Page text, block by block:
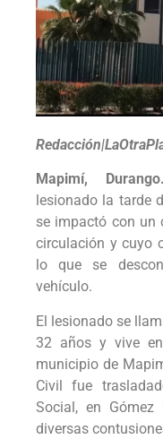
Mapimí,
lesionado la tarde
se impactó con un
circulación y cuyo
lo que se
vehículo.
El lesionado se
32 años y vive
municipio de
Civil fue
Social, en
diversas